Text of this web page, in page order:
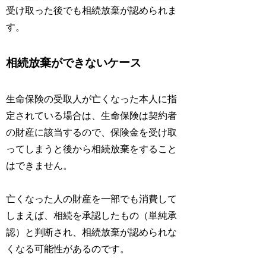
受け取った後でも相続放棄が認められま
す。
相続放棄ができないケース
生命保険の受取人が亡くなった本人に指
定されている場合は、生命保険は契約者
の財産に該当するので、保険金を受け取
ってしまうと後から相続放棄をすること
はできません。
亡くなった人の財産を一部でも消費して
しまえば、相続を承認したもの（単純承
認）と判断され、相続放棄が認められな
くなる可能性があるのです。